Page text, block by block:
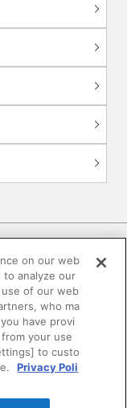
ついて
サイトマップ
on our web
to analyze our
of our web
who ma
have provi
your use
to custo
Privacy Poli